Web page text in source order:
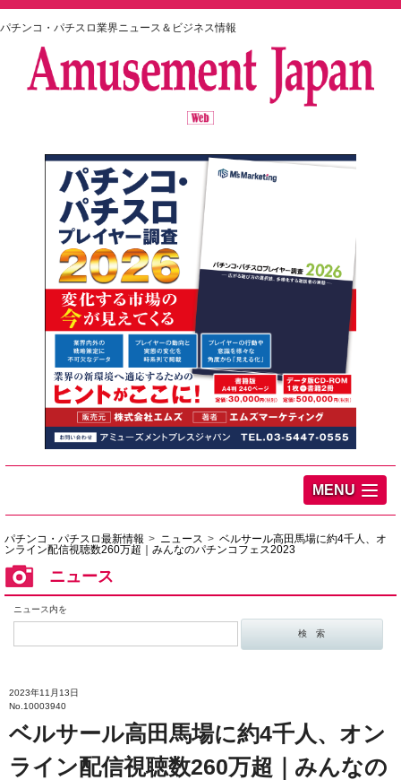
パチンコ・パチスロ業界ニュース＆ビジネス情報
MENU
パチンコ・パチスロ最新情報 ニュース
ベルサール高田馬場に約4千人、オ
ンライン配信視聴数260万超｜みんなのパチンコフェス2023
ニュース
ニュース内を
2023年11月13日
No.10003940
ベルサール高田馬場に約4千人、オン
ライン配信視聴数260万超｜みんなの